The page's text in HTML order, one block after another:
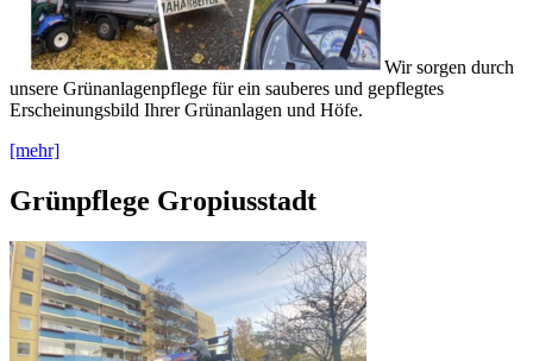
Wir sorgen durch
unsere Grünanlagenpflege für ein sauberes und gepflegtes
Erscheinungsbild Ihrer Grünanlagen und Höfe.
[mehr]
Grünpflege Gropiusstadt